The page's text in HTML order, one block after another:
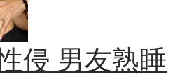
侵 男友熟睡